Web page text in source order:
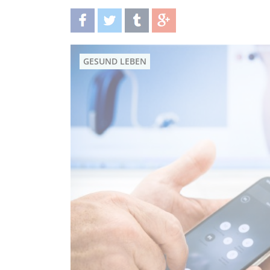
teilentwittern teilen teilen
GESUND LEBEN